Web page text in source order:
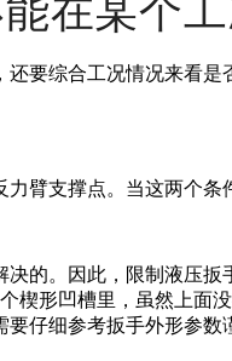
在某个
要综合工况情况来看
臂支撑点。当这两个条
的。因此，限制液压
楔形凹槽里，虽然上面
仔细参考扳手外形参数